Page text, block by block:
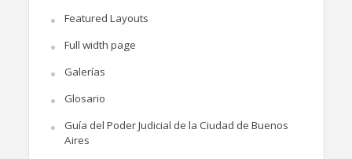
Featured Layouts
Full width page
Galerías
Glosario
Guía del Poder Judicial de la Ciudad de Buenos
Aires